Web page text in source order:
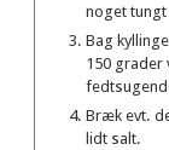
noget
Bag
150 grader
Bræk evt.
lidt salt.